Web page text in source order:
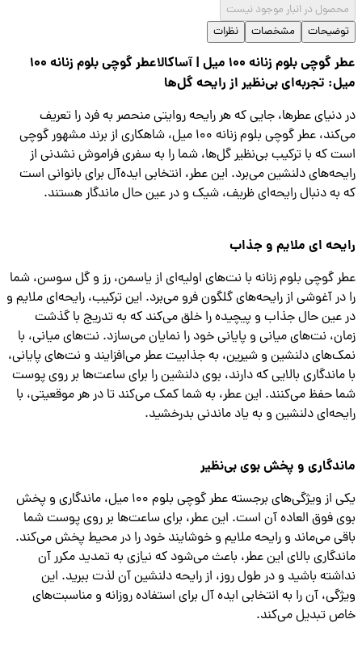
در انبار موجود نیست
مشخصات نظرات
عطر گوچی بلوم زنانه ۱۰۰ میل | آساکالاعطر گوچی بلوم زنانه ۱۰۰
تجربه‌ای بی‌نظیر از رایحه گل‌ها
عطرها، جایی که هر رایحه روایتی منحصر به فرد را تعریف
می‌کند، عطر گوچی بلوم زنانه ۱۰۰ میل، شاهکاری از برند مشهور گوچی
که با ترکیب بی‌نظیر گل‌ها، شما را به سفری فراموش نشدنی از
دلنشین می‌برد. این عطر، انتخابی ایده‌آل برای بانوانی است
دنبال رایحه‌ای ظریف، شیک و در عین حال ماندگار هستند.
ای ملایم و جذاب
گوچی بلوم زنانه با نت‌های اولیه‌ای از یاسمن، رز و گل سوسن، شما
آغوشی از رایحه‌های گلگون فرو می‌برد. این ترکیب، رایحه‌ای ملایم و
حال جذاب و پیچیده را خلق می‌کند که به تدریج با گذشت
نت‌های میانی و پایانی خود را نمایان می‌سازد. نت‌های میانی، با
دلنشین و شیرین، به جذابیت عطر می‌افزایند و نت‌های پایانی،
بالایی که دارند، بوی دلنشین را برای ساعت‌ها بر روی پوست
حفظ می‌کنند. این عطر، به شما کمک می‌کند تا در هر موقعیتی، با
دلنشین و به یاد ماندنی بدرخشید.
و پخش بوی بی‌نظیر
یکی از ویژگی‌های برجسته عطر گوچی بلوم ۱۰۰ میل، ماندگاری و پخش
فوق العاده آن است. این عطر، برای ساعت‌ها بر روی پوست شما
می‌ماند و رایحه ملایم و خوشایند خود را در محیط پخش می‌کند.
بالای این عطر، باعث می‌شود که نیازی به تمدید مکرر آن
باشید و در طول روز، از رایحه دلنشین آن لذت ببرید. این
آن را به انتخابی ایده آل برای استفاده روزانه و مناسبت‌های
تبدیل می‌کند.